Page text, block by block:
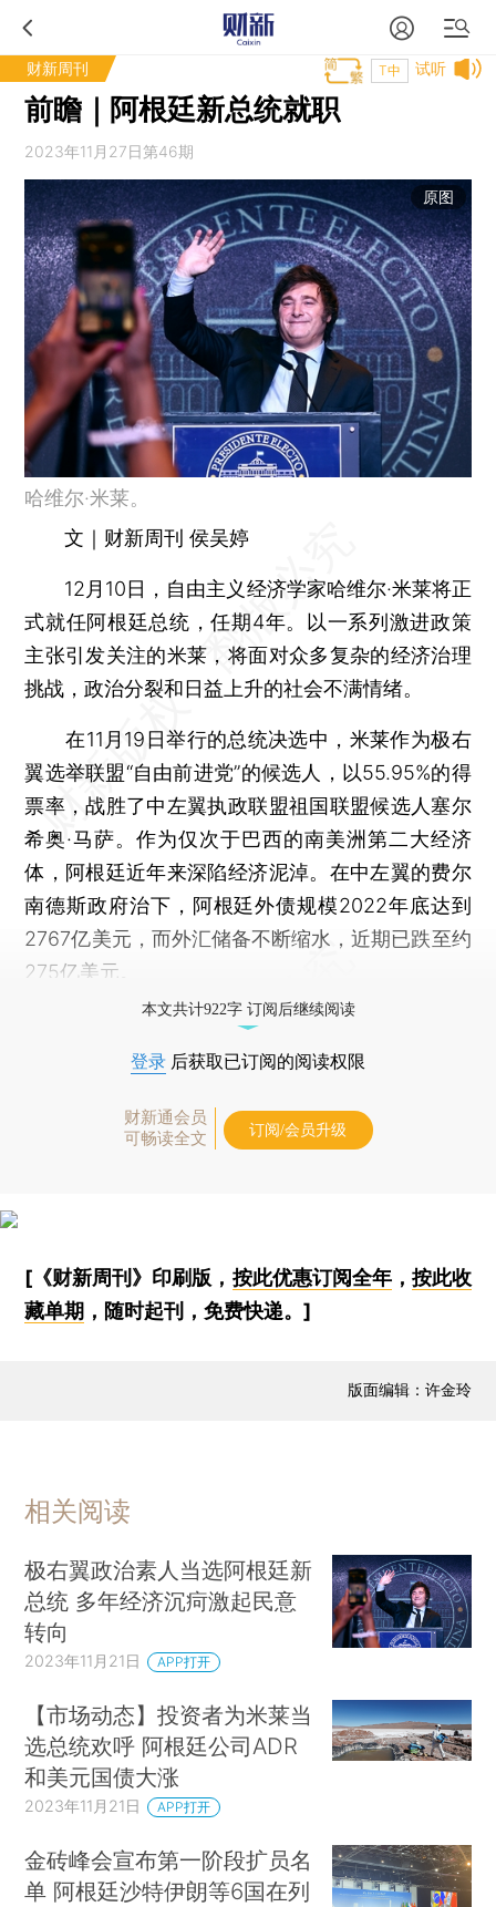
财新周刊 试听
T中
前瞻｜阿根廷新总统就职
2023年11月27日第46期
原图
哈维尔·米莱。
文｜财新周刊 侯吴婷
12月10日，自由主义经济学家哈维尔·米莱将正
式就任阿根廷总统，任期4年。以一系列激进政策
主张引发关注的米莱，将面对众多复杂的经济治理
挑战，政治分裂和日益上升的社会不满情绪。
在11月19日举行的总统决选中，米莱作为极右
翼选举联盟“自由前进党”的候选人，以55.95%的得
票率，战胜了中左翼执政联盟祖国联盟候选人塞尔
希奥·马萨。作为仅次于巴西的南美洲第二大经济
体，阿根廷近年来深陷经济泥淖。在中左翼的费尔
南德斯政府治下，阿根廷外债规模2022年底达到
2767亿美元，而外汇储备不断缩水，近期已跌至约
275亿美元。
本文共计922字 订阅后继续阅读
登录 后获取已订阅的阅读权限
财新通会员
可畅读全文
订阅/会员升级
[《财新周刊》印刷版， 按此优惠订阅全年， 按此收
藏单期 ，随时起刊，免费快递。]
版面编辑：许金玲
相关阅读
极右翼政治素人当选阿根廷新
总统 多年经济沉疴激起民意
转向
2023年11月21日 APP打开
【市场动态】投资者为米莱当
选总统欢呼 阿根廷公司ADR
和美元国债大涨
2023年11月21日 APP打开
金砖峰会宣布第一阶段扩员名
单 阿根廷沙特伊朗等6国在列